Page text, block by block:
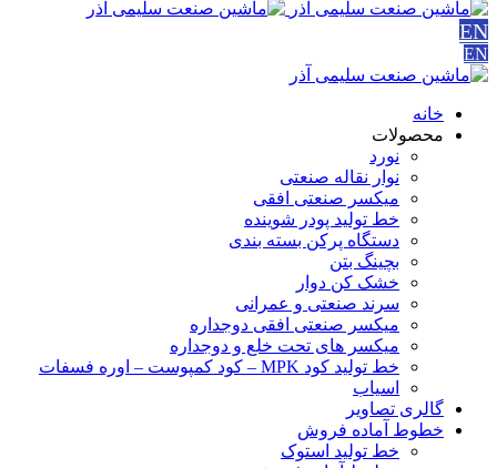
EN
EN
خانه
محصولات
نورد
نوار نقاله صنعتی
ميكسر صنعتی افقی
خط تولید پودر شوينده
دستگاه پرکن بسته بندی
بچينگ بتن
خشک کن دوار
سرند صنعتی و عمرانی
میکسر صنعتی افقی دوجداره
میکسر های تحت خلع و دوجداره
خط تولید کود MPK – کود کمپوست – اوره فسفات
اسیاب
گالری تصاویر
خطوط آماده فروش
خط تولید استوک